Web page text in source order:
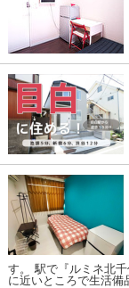
す。 駅で『ルミネ北
に近いところで生活備